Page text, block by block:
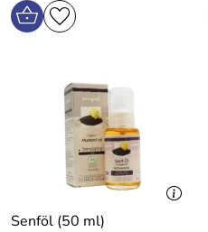
Senföl (50 ml)